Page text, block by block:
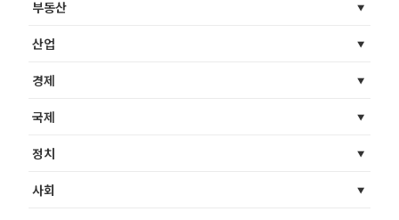
부동산
산업
경제
국제
정치
사회